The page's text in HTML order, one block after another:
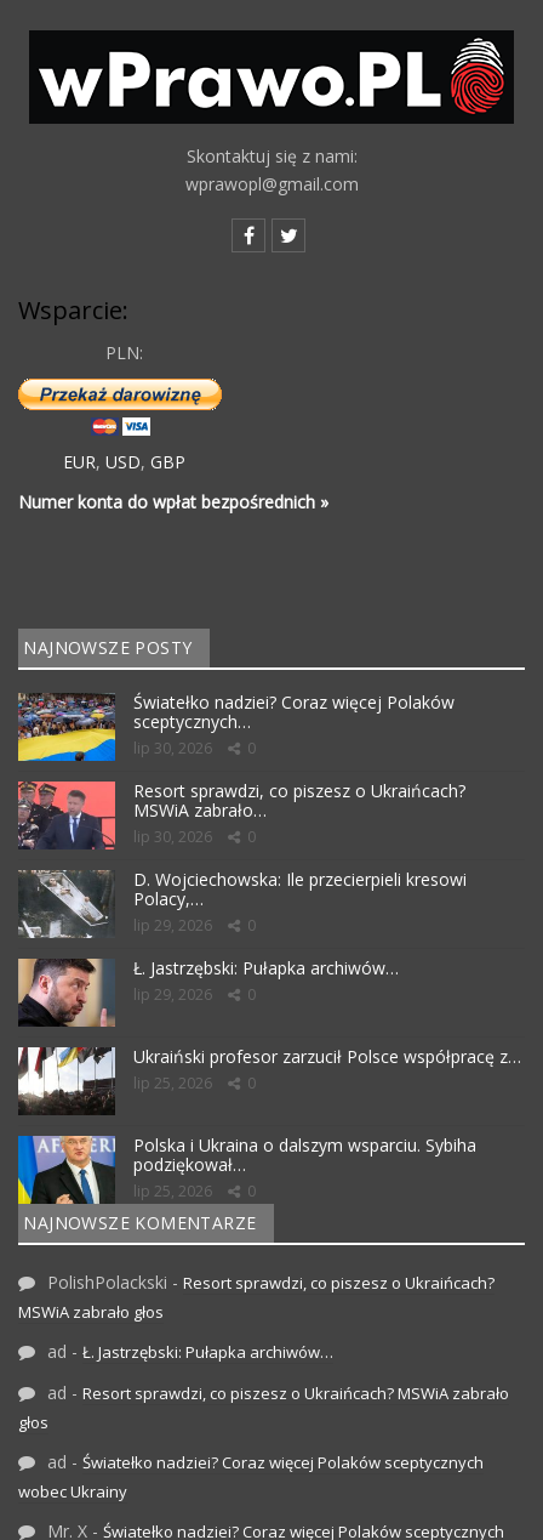
Skontaktuj się z nami:
wprawopl@gmail.com
Wsparcie:
PLN:
EUR, USD, GBP
Numer konta do wpłat bezpośrednich »
NAJNOWSZE POSTY
Światełko nadziei? Coraz więcej Polaków
sceptycznych…
lip 30, 2026 0
Resort sprawdzi, co piszesz o Ukraińcach?
MSWiA zabrało…
lip 30, 2026 0
D. Wojciechowska: Ile przecierpieli kresowi
Polacy,…
lip 29, 2026 0
Ł. Jastrzębski: Pułapka archiwów…
lip 29, 2026 0
Ukraiński profesor zarzucił Polsce współpracę z…
lip 25, 2026 0
Polska i Ukraina o dalszym wsparciu. Sybiha
podziękował…
lip 25, 2026 0
NAJNOWSZE KOMENTARZE
PolishPolackski - Resort sprawdzi, co piszesz o Ukraińcach?
MSWiA zabrało głos
ad - Ł. Jastrzębski: Pułapka archiwów…
ad - Resort sprawdzi, co piszesz o Ukraińcach? MSWiA zabrało
głos
ad - Światełko nadziei? Coraz więcej Polaków sceptycznych
wobec Ukrainy
Mr. X - Światełko nadziei? Coraz więcej Polaków sceptycznych